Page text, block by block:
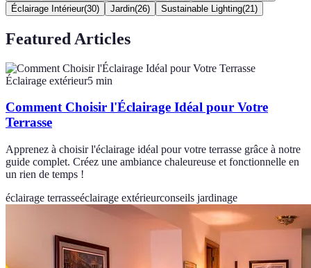
Éclairage Intérieur(30) Jardin(26) Sustainable Lighting(21 )
Featured Articles
Éclairage extérieur5 min
Comment Choisir l'Éclairage Idéal pour Votre
Terrasse
Apprenez à choisir l'éclairage idéal pour votre terrasse grâce à notre
guide complet. Créez une ambiance chaleureuse et fonctionnelle en
un rien de temps !
éclairage terrasseéclairage extérieurconseils jardinage